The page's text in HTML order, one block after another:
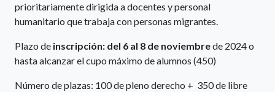
prioritariamente dirigida a docentes y personal
humanitario que trabaja con personas migrantes.
Plazo de inscripción: del 6 al 8 de noviembrede 2024 o
hasta alcanzar el cupo máximo de alumnos (450)
Número de plazas: 100 de pleno derecho + 350 de libre